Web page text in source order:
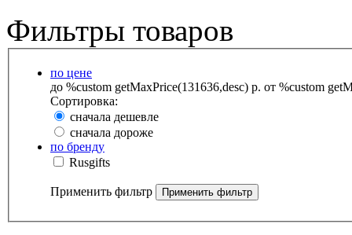
Фильтры товаров
по цене
до %custom getMaxPrice(131636,desc) р. от %custom
Сортировка:
сначала дешевле
сначала дороже
по бренду
Rusgifts
Применить фильтр